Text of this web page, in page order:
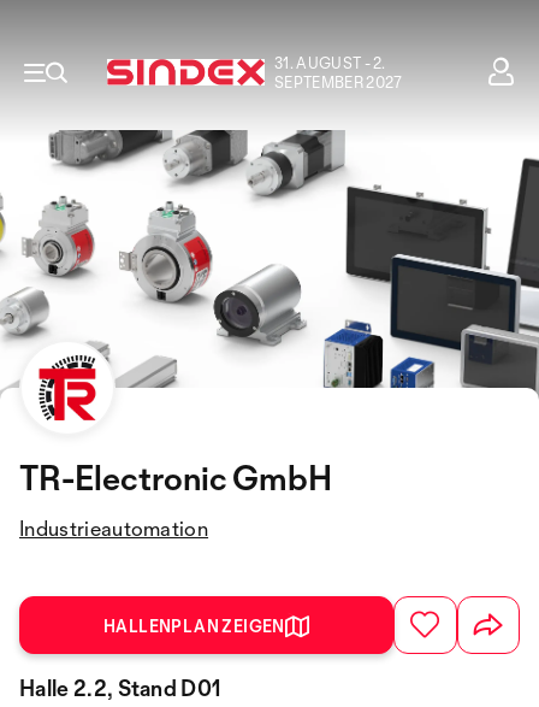
31. AUGUST - 2.
SEPTEMBER 2027
TR-Electronic GmbH
Industrieautomation
HALLENPLAN ZEIGEN
Halle 2.2, Stand D01